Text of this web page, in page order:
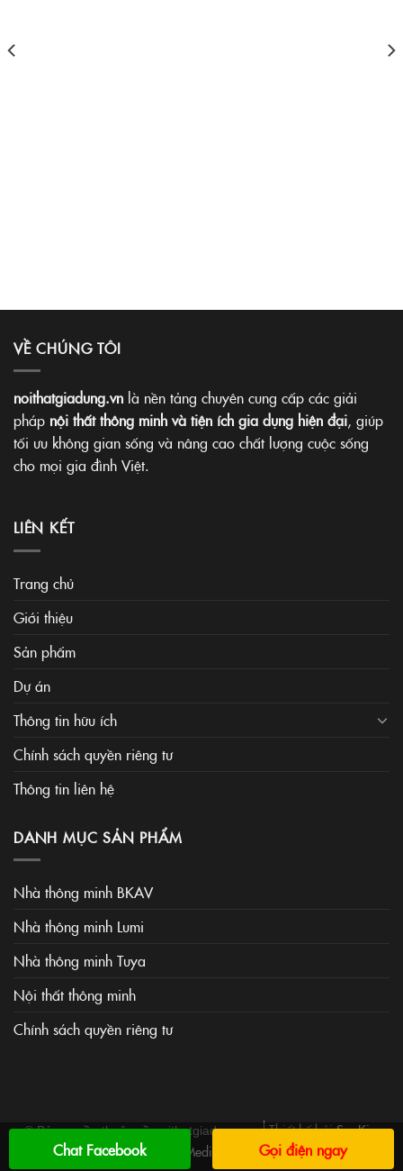
VỀ CHÚNG TÔI
noithatgiadung.vn là nền tảng chuyên cung cấp các giải
pháp nội thất thông minh và tiện ích gia dụng hiện đại, giúp
tối ưu không gian sống và nâng cao chất lượng cuộc sống
cho mọi gia đình Việt.
LIÊN KẾT
Trang chủ
Giới thiệu
Sản phẩm
Dự án
Thông tin hữu ích
Chính sách quyền riêng tư
Thông tin liên hệ
DANH MỤC SẢN PHẨM
Nhà thông minh BKAV
Nhà thông minh Lumi
Nhà thông minh Tuya
Nội thất thông minh
Chính sách quyền riêng tư
© Bản quyền thuộc về noithatgiadung.vn Thiết kế bởiSaoKim
Media
Chat Facebook Gọi điện ngay